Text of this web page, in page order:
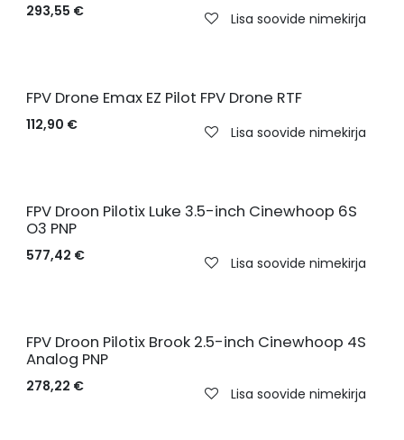
293,55 € Lisa soovide nimekirja
FPV Drone Emax EZ Pilot FPV Drone RTF
112,90 € Lisa soovide nimekirja
FPV Droon Pilotix Luke 3.5-inch Cinewhoop 6S
O3 PNP
577,42 € Lisa soovide nimekirja
FPV Droon Pilotix Brook 2.5-inch Cinewhoop 4S
Analog PNP
278,22 € Lisa soovide nimekirja